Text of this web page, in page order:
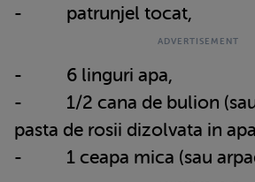
- patrunjel tocat,
- 6 linguri apa,
- 1/2 cana de bulion (sau
pasta de rosii dizolvata in
- 1 ceapa mica (sau